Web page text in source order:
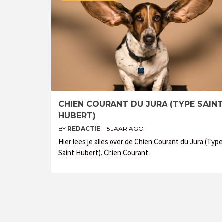
CHIEN COURANT DU JURA (TYPE
HUBERT)
BY REDACTIE 5 JAAR AGO
Hier lees je alles over de Chien Courant du Jura (Type
Saint Hubert). Chien Courant